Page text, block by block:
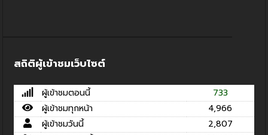
สถิติผู้เข้าชมเว็บไซต์
ผู้เข้าชมตอนนี้
733
ผู้เข้าชมทุกหน้า
4,966
ผู้เข้าชมวันนี้
2,807